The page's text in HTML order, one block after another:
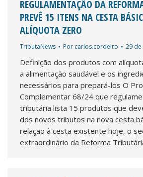
REGULAMENTAÇÃO DA
PREVÊ 15 ITENS NA CESTA
ALÍQUOTA ZERO
TributaNews Por carlos.cordeiro 29
Definição dos produtos com
a alimentação saudável e os
necessários para prepará-los O
Complementar 68/24 que
tributária lista 15 produtos que
dos novos tributos na nova cesta
relação à cesta existente hoje, o
extraordinário da Reforma